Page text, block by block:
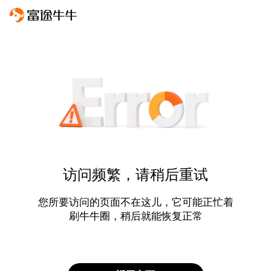
访问频繁，请稍后重试
您所要访问的页面不在这儿，它可能正忙着
刷牛牛圈，稍后就能恢复正常